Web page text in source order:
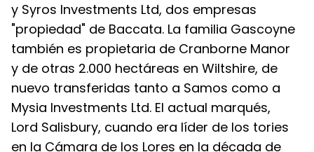
y Syros Investments Ltd, dos empresas
"propiedad" de Baccata. La familia Gascoyne
también es propietaria de Cranborne Manor
y de otras 2.000 hectáreas en Wiltshire, de
nuevo transferidas tanto a Samos como a
Mysia Investments Ltd. El actual marqués,
Lord Salisbury, cuando era líder de los tories
en la Cámara de los Lores en la década de